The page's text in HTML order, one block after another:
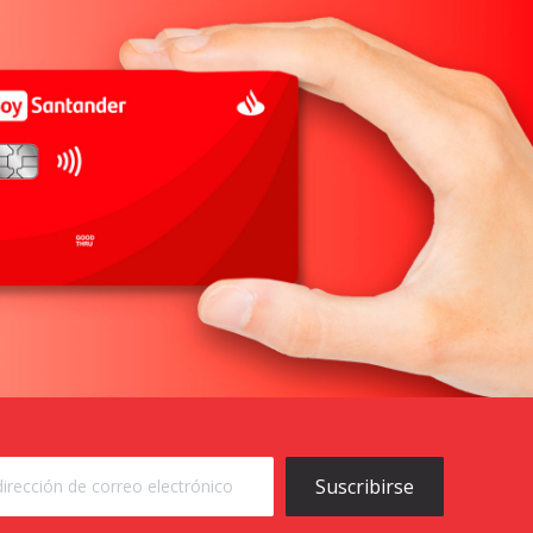
Suscribirse